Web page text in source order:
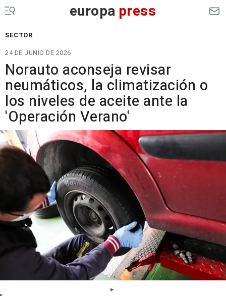
europa press
SECTOR
24 DE JUNIO DE 2026
Norauto aconseja revisar
neumáticos, la climatización o
los niveles de aceite ante la
'Operación Verano'